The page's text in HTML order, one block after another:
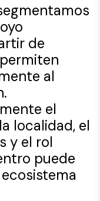
de
al
el
localidad, el
y el rol
puede